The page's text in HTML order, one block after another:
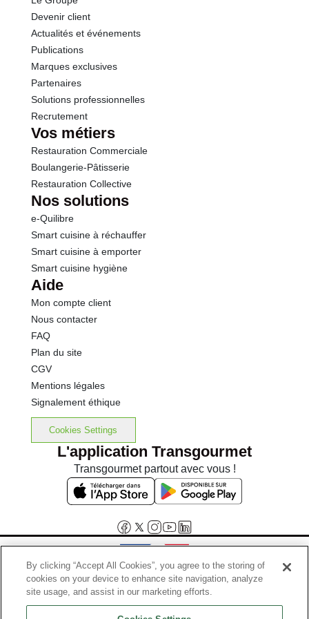
Sel
Sodium
Devenir client
Actualités et événements
Publications
Marques exclusives
Partenaires
Solutions professionnelles
Recrutement
Vos métiers
Restauration Commerciale
Boulangerie-Pâtisserie
Restauration Collective
Nos solutions
e-Quilibre
Smart cuisine à réchauffer
Smart cuisine à emporter
Smart cuisine hygiène
Aide
Mon compte client
Nous contacter
FAQ
Plan du site
CGV
Mentions légales
Signalement éthique
Cookies Settings
L'application Transgourmet
Transgourmet partout avec vous !
Interdiction de vente de boissons alcooliques aux mineurs de
moins de 18 ans
By clicking “Accept All Cookies”, you agree to the storing of
cookies on your device to enhance site navigation, analyze
site usage, and assist in our marketing efforts.